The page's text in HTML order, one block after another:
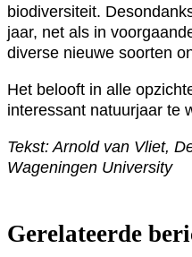
biodiversiteit.
jaar, net als in
diverse nieuwe soorten
Het belooft in alle
interessant natuurjaar te
Tekst: Arnold van Vliet,
Wageningen University
Gerelateerde